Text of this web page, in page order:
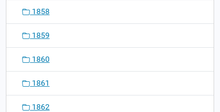
1858
1859
1860
1861
1862